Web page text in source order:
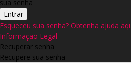
sua senha
Esqueceu sua senha? Obtenha ajuda
Informação Legal
Recuperar senha
Recupere sua senha